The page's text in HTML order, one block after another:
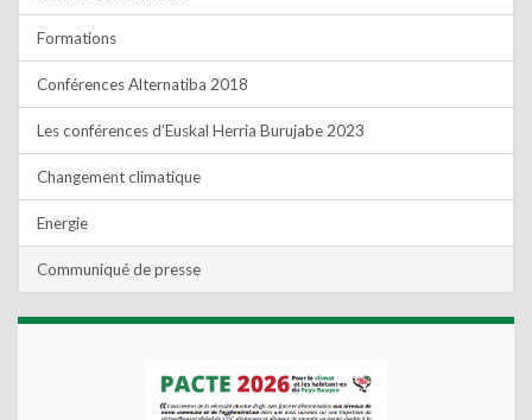
Formations
Conférences Alternatiba 2018
Les conférences d’Euskal Herria Burujabe 2023
Changement climatique
Energie
Communiqué de presse